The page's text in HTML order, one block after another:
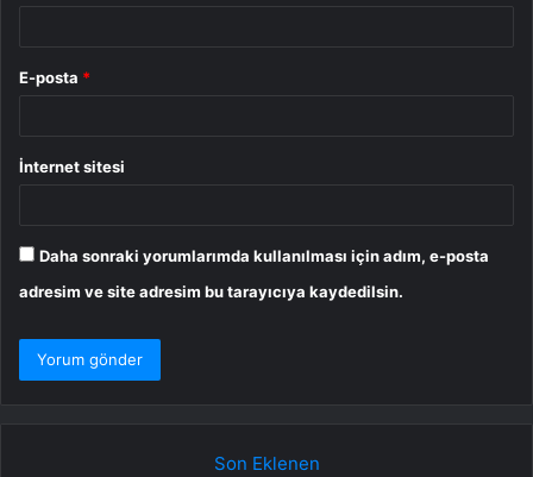
E-posta *
İnternet sitesi
Daha sonraki yorumlarımda kullanılması için adım, e-posta
adresim ve site adresim bu tarayıcıya kaydedilsin.
Son Eklenen